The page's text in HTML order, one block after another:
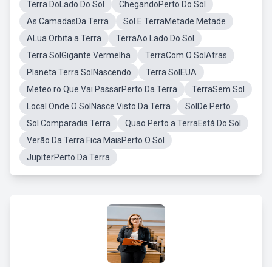
Terra DoLado Do Sol
ChegandoPerto Do Sol
As CamadasDa Terra
Sol E TerraMetade Metade
ALua Orbita a Terra
TerraAo Lado Do Sol
Terra SolGigante Vermelha
TerraCom O SolAtras
Planeta Terra SolNascendo
Terra SolEUA
Meteo.ro Que Vai PassarPerto Da Terra
TerraSem Sol
Local Onde O SolNasce Visto Da Terra
SolDe Perto
Sol Comparadia Terra
Quao Perto a TerraEstá Do Sol
Verão Da Terra Fica MaisPerto O Sol
JupiterPerto Da Terra